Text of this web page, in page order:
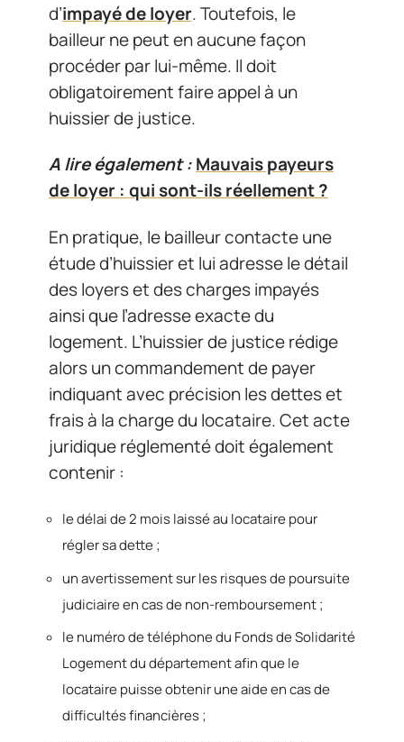
d’impayé de loyer. Toutefois, le
bailleur ne peut en aucune façon
procéder par lui-même. Il doit
obligatoirement faire appel à un
huissier de justice.
A lire également :Mauvais payeurs
de loyer : qui sont-ils réellement ?
En pratique, le bailleur contacte une
étude d’huissier et lui adresse le détail
des loyers et des charges impayés
ainsi que l’adresse exacte du
logement. L’huissier de justice rédige
alors un commandement de payer
indiquant avec précision les dettes et
frais à la charge du locataire. Cet acte
juridique réglementé doit également
contenir :
le délai de 2 mois laissé au locataire pour
régler sa dette ;
un avertissement sur les risques de poursuite
judiciaire en cas de non-remboursement ;
le numéro de téléphone du Fonds de Solidarité
Logement du département afin que le
locataire puisse obtenir une aide en cas de
difficultés financières ;